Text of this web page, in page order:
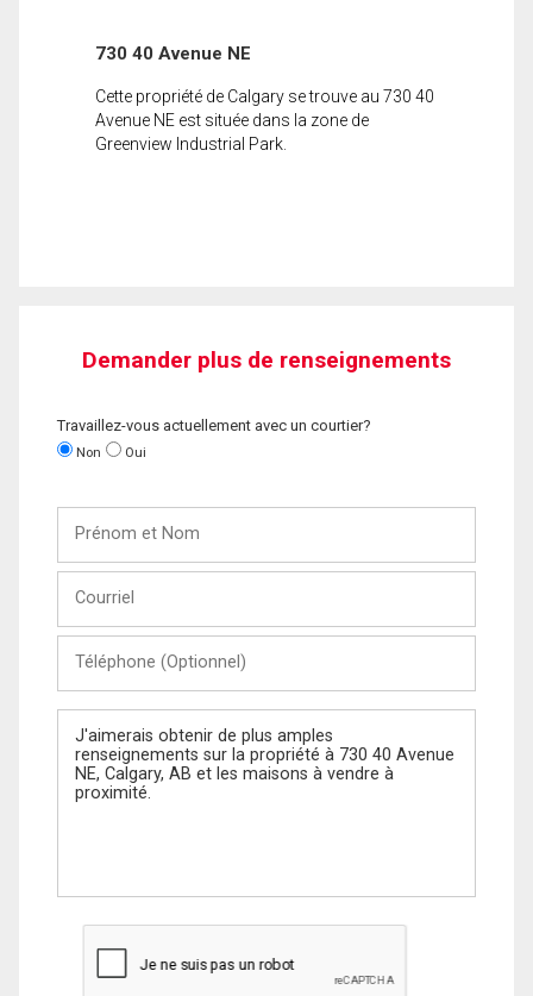
730 40 Avenue NE
Cette propriété de Calgary se trouve au 730 40
Avenue NE est située dans la zone de
Greenview Industrial Park.
Demander plus de renseignements
Travaillez-vous actuellement avec un courtier?
Non Oui
Nom
(Optionnel)
Message